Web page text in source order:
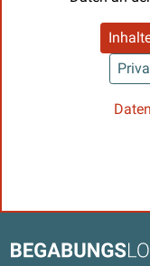
Begabungslotse